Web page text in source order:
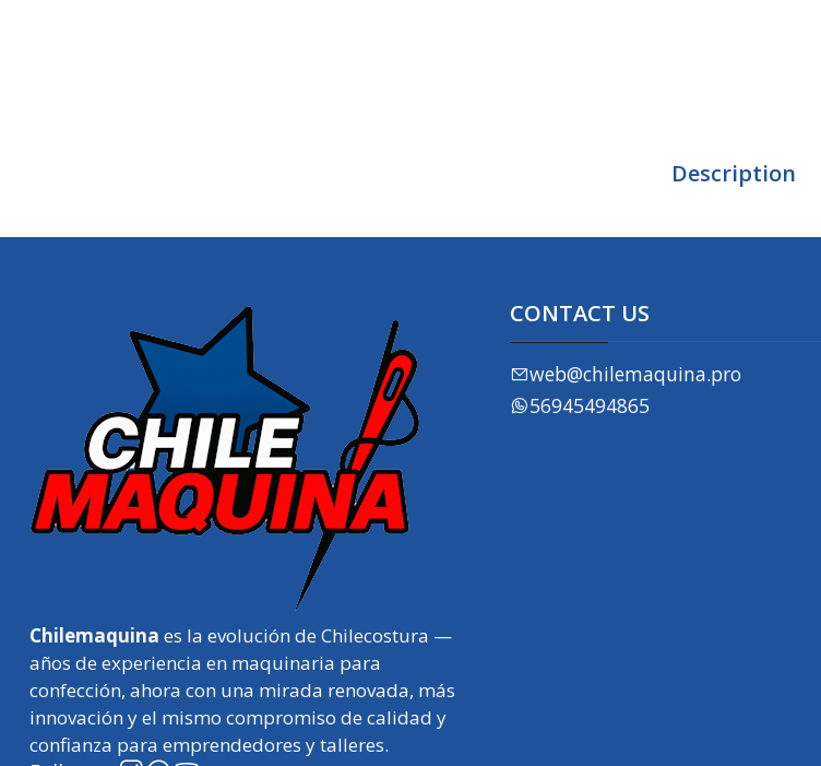
Description
Chilemaquina es la evolución de Chilecostura —
años de experiencia en maquinaria para
confección, ahora con una mirada renovada, más
innovación y el mismo compromiso de calidad y
confianza para emprendedores y talleres.
CONTACT US
web@chilemaquina.pro
56945494865